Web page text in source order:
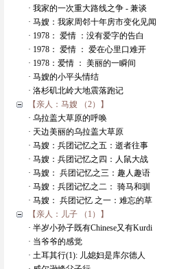
· 我家的一次重大路线之争 - 兼谈
· 马嫂：我家周邻十年房市变化见闻
· 1978： 爱情 ：没有爱字的告白
· 1978： 爱情 ： 爱在心里口难开
· 1978：爱情 ： 美丽的一瞬间
· 马嫂的小平头情结
· 洛杉矶北岭大地震落跑记
【亲人：马嫂 （2）】
· 乌拉盖大草原的呼唤
· 天边美丽的乌拉盖大草原
· 马嫂：兵团记忆之五：逝者往事
· 马嫂：兵团记忆之四：人鼠大战
· 马嫂： 兵团记忆之三：趣人趣语
· 马嫂：兵团记忆之二： 骑马和驯
· 马嫂： 兵团记忆 之一：难忘的草
【亲人：儿子 （1）】
· 半岁小孙子既有Chinese又有Kurdi
· 当爷爷的感觉
· 土耳其行(1): 儿媳妇是库尔德人